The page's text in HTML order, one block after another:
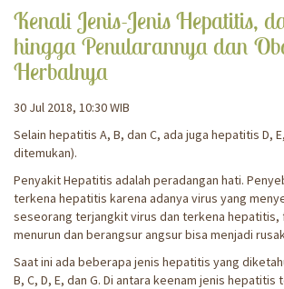
Kenali Jenis-Jenis Hepatitis,
hingga Penularannya dan
Herbalnya
30 Jul 2018, 10:30 WIB
Selain hepatitis A, B, dan C, ada juga hepatitis D,
ditemukan).
Penyakit Hepatitis adalah peradangan hati.
terkena hepatitis karena adanya virus yang
seseorang terjangkit virus dan terkena hepatitis,
menurun dan berangsur angsur bisa menjadi
Saat ini ada beberapa jenis hepatitis yang
B, C, D, E, dan G. Di antara keenam jenis